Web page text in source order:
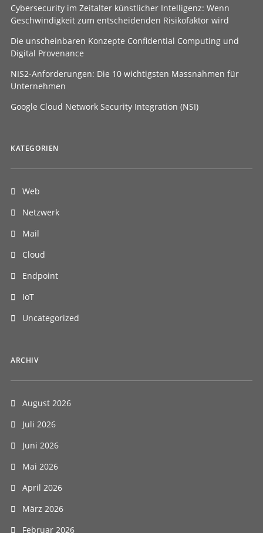
Cybersecurity im Zeitalter künstlicher Intelligenz: Wenn
Geschwindigkeit zum entscheidenden Risikofaktor wird
Die unscheinbaren Konzepte Confidential Computing und
Digital Provenance
NIS2-Anforderungen: Die 10 wichtigsten Massnahmen für
Unternehmen
Google Cloud Network Security Integration (NSI)
KATEGORIEN
Web
Netzwerk
Mail
Cloud
Endpoint
IoT
Uncategorized
ARCHIV
August 2026
Juli 2026
Juni 2026
Mai 2026
April 2026
März 2026
Februar 2026